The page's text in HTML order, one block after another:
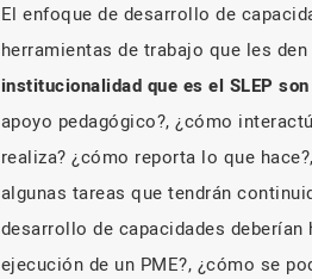
El enfoque de desarrollo de
herramientas de trabajo que les
institucionalidad que es el SLEP
apoyo pedagógico?, ¿cómo
realiza? ¿cómo reporta lo que
algunas tareas que tendrán
desarrollo de capacidades
ejecución de un PME?, ¿cómo se